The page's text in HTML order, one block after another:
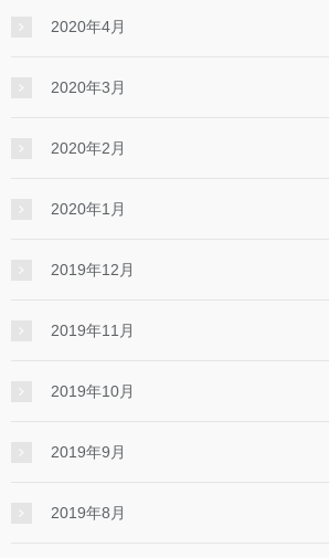
2020年4月
2020年3月
2020年2月
2020年1月
2019年12月
2019年11月
2019年10月
2019年9月
2019年8月